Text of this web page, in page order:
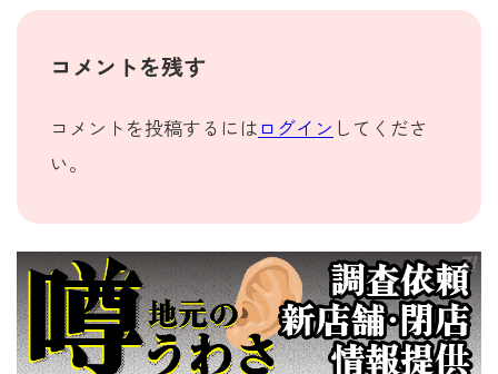
コメントを残す
コメントを投稿するには ログイン してくださ
い。